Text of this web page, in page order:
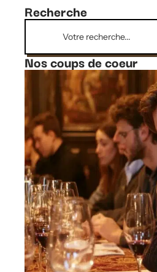
Recherche
Nos coups de coeur